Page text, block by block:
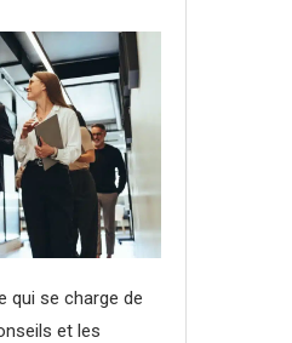
qui se charge de
et les